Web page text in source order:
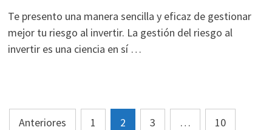
Te presento una manera sencilla y eficaz de gestionar
mejor tu riesgo al invertir. La gestión del riesgo al
invertir es una ciencia en sí …
Paginación
Anteriores 1 2 3 … 10